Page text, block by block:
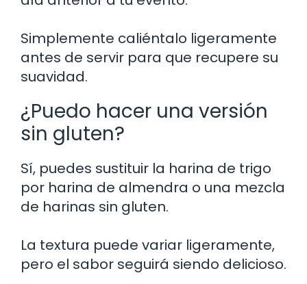
Simplemente caliéntalo ligeramente
antes de servir para que recupere su
suavidad.
¿Puedo hacer una versión
sin gluten?
Sí, puedes sustituir la harina de trigo
por harina de almendra o una mezcla
de harinas sin gluten.
La textura puede variar ligeramente,
pero el sabor seguirá siendo delicioso.